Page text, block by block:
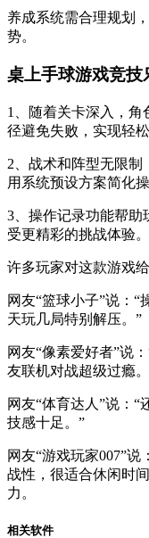
养成系统需合理规划
势。
桌上手球游戏竞技
1、随着关卡深入，
径避免失败，实现轻松
2、战术和阵型无限
用系统预设方案简化操
3、操作记录功能帮助
受更精彩的挑战体验。
许多玩家对这款游戏
网友“篮球小子”说：
天玩几局特别解压。”
网友“像素爱好者”说
友联机对战超级过瘾
网友“体育达人”说：
技感十足。”
网友“游戏玩家007”
战性，很适合休闲时
力。
相关软件